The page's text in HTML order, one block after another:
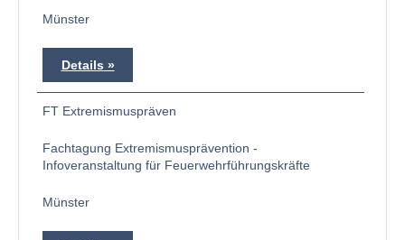
Münster
Details
FT Extremismuspräven
Fachtagung Extremismusprävention -
Infoveranstaltung für Feuerwehrführungskräfte
Münster